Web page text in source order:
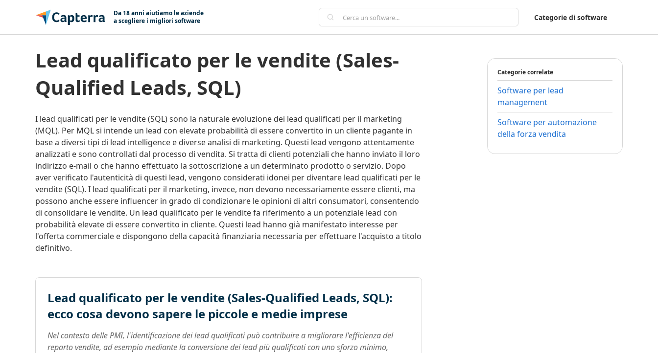
Salta e vai al contenuto
Da 18 anni aiutiamo le aziende
a scegliere i migliori software
Categorie di software
Lead qualificato per le vendite (Sales-
Qualified Leads, SQL)
I lead qualificati per le vendite (SQL) sono la naturale evoluzione dei lead qualificati per il marketing
(MQL). Per MQL si intende un lead con elevate probabilità di essere convertito in un cliente pagante in
base a diversi tipi di lead intelligence e diverse analisi di marketing. Questi lead vengono attentamente
analizzati e sono controllati dal processo di vendita. Si tratta di clienti potenziali che hanno inviato il loro
indirizzo e-mail o che hanno effettuato la sottoscrizione a un determinato prodotto o servizio. Dopo
aver verificato l'autenticità di questi lead, vengono considerati idonei per diventare lead qualificati per le
vendite (SQL). I lead qualificati per il marketing, invece, non devono necessariamente essere clienti, ma
possono anche essere influencer in grado di condizionare le opinioni di altri consumatori, consentendo
di consolidare le vendite. Un lead qualificato per le vendite fa riferimento a un potenziale lead con
probabilità elevate di essere convertito in cliente. Questi lead hanno già manifestato interesse per
l'offerta commerciale e dispongono della capacità finanziaria necessaria per effettuare l'acquisto a titolo
definitivo.
Lead qualificato per le vendite (Sales-Qualified Leads, SQL):
ecco cosa devono sapere le piccole e medie imprese
Nel contesto delle PMI, l'identificazione dei lead qualificati può contribuire a migliorare l'efficienza del
reparto vendite, ad esempio mediante la conversione dei lead più qualificati con uno sforzo minimo,
Categorie correlate
Software per lead
management
Software per automazione
della forza vendita